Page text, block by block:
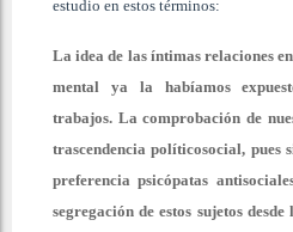
estudio en estos términos:
La idea de las íntimas relaciones
mental ya la habíamos
trabajos. La comprobación de
trascendencia políticosocial,
preferencia psicópatas
segregación de estos sujetos